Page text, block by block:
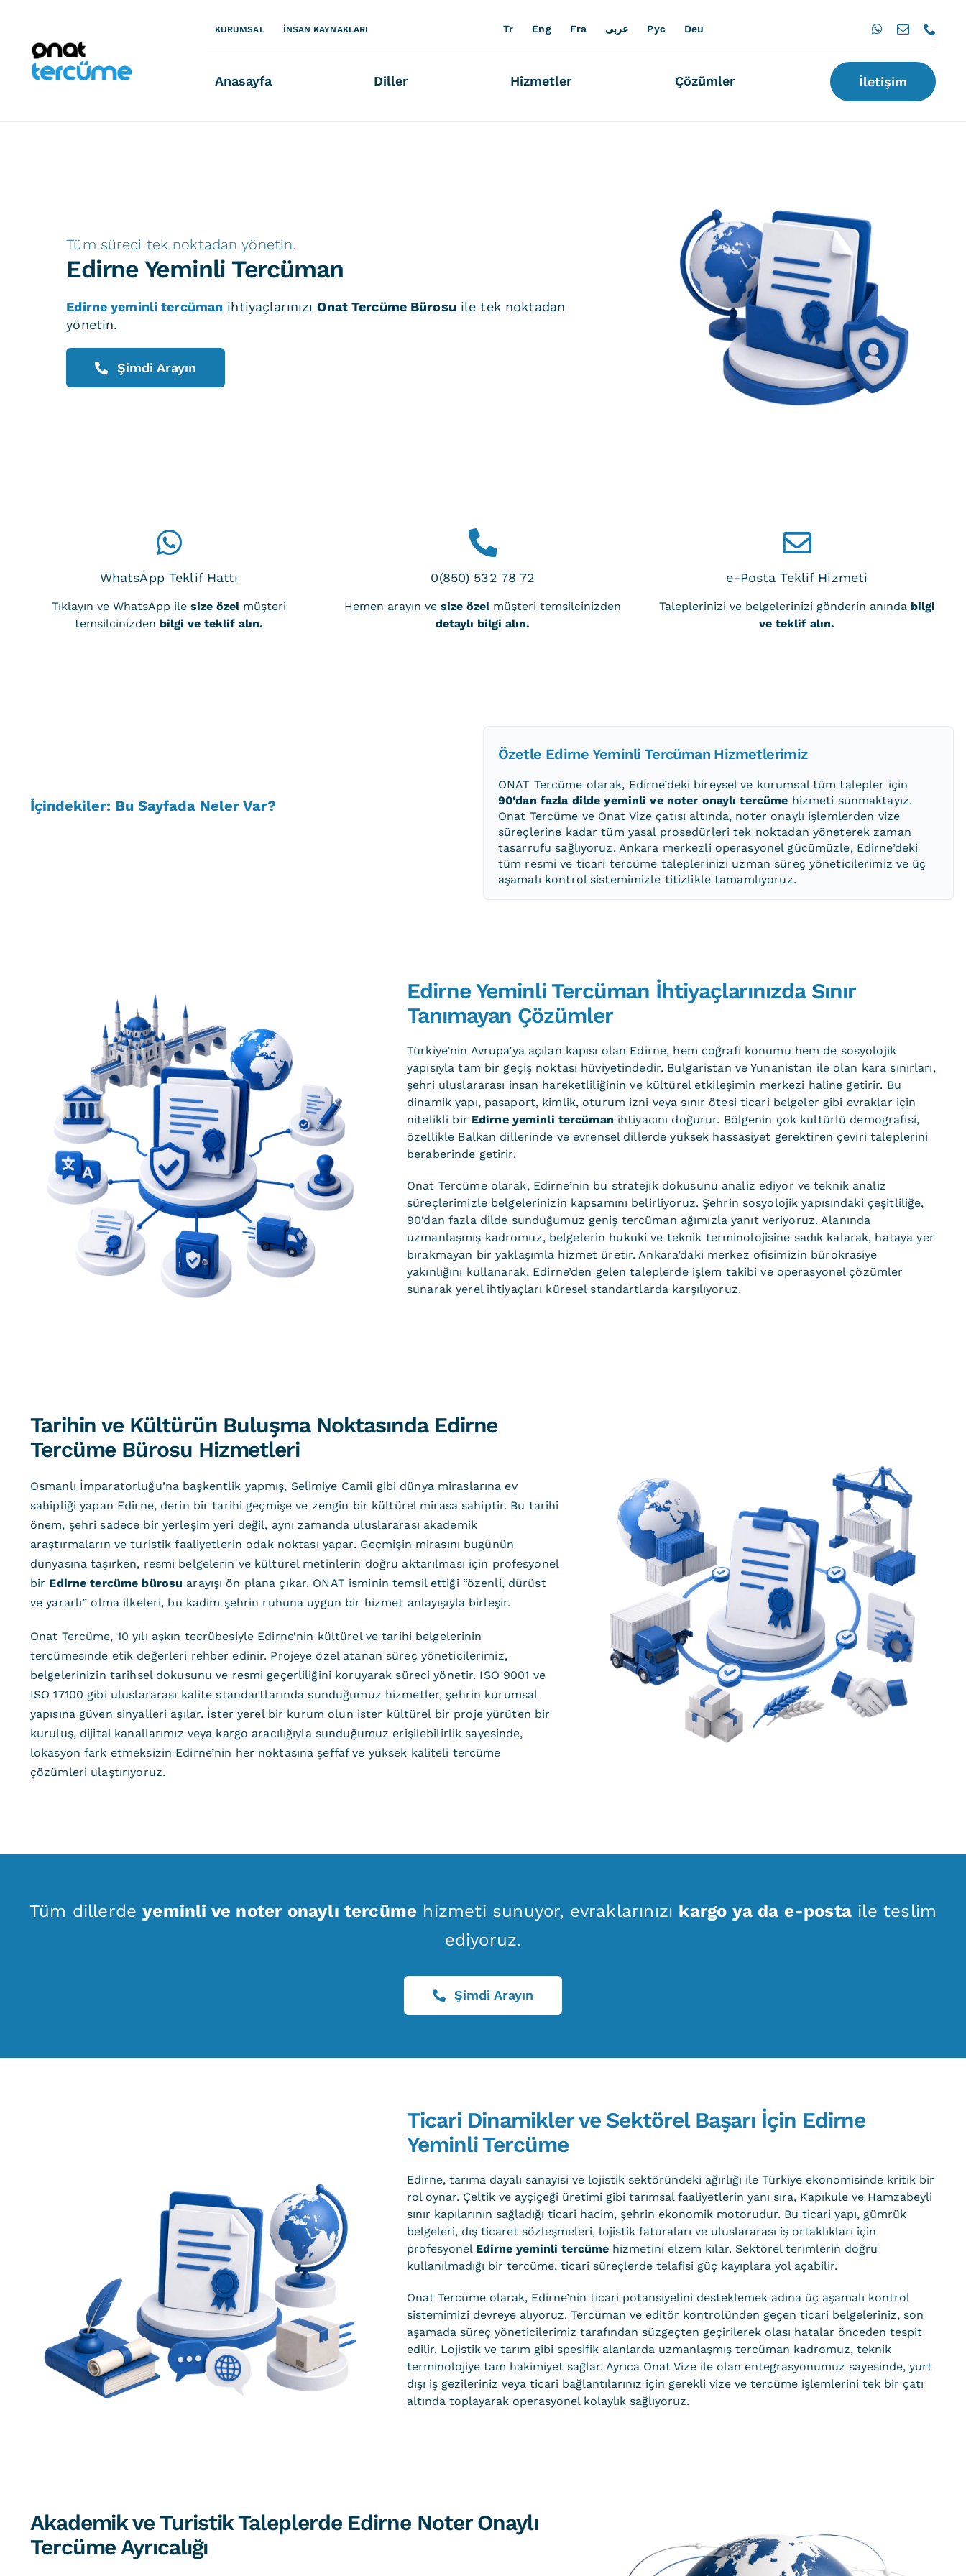
KURUMSAL İNSAN KAYNAKLARI Tr Eng Fra عربى Pус Deu
Anasayfa Diller Hizmetler Çözümler İletişim
Tüm süreci tek noktadan yönetin.
Edirne Yeminli Tercüman
Edirne yeminli tercüman ihtiyaçlarınızıOnat Tercüme Bürosu ile tek noktadan
yönetin.
Şimdi Arayın
WhatsApp Teklif Hattı
Tıklayın ve WhatsApp ilesize özelmüşteri
temsilcinizden bilgi ve teklif alın.
0(850) 532 78 72
Hemen arayın vesize özelmüşteri temsilcinizden
detaylı bilgi alın.
e-Posta Teklif Hizmeti
Taleplerinizi ve belgelerinizi gönderin anında bilgi
ve teklif alın.
İçindekiler: Bu Sayfada Neler Var?
Özetle Edirne Yeminli Tercüman Hizmetlerimiz
ONAT Tercüme olarak, Edirne’deki bireysel ve kurumsal tüm talepler için
90’dan fazla dilde yeminli ve noter onaylı tercüme hizmeti sunmaktayız.
Onat Tercüme ve Onat Vize çatısı altında, noter onaylı işlemlerden vize
süreçlerine kadar tüm yasal prosedürleri tek noktadan yöneterek zaman
tasarrufu sağlıyoruz. Ankara merkezli operasyonel gücümüzle, Edirne’deki
tüm resmi ve ticari tercüme taleplerinizi uzman süreç yöneticilerimiz ve üç
aşamalı kontrol sistemimizle titizlikle tamamlıyoruz.
Edirne Yeminli Tercüman İhtiyaçlarınızda Sınır
Tanımayan Çözümler
Türkiye’nin Avrupa’ya açılan kapısı olan Edirne, hem coğrafi konumu hem de sosyolojik
yapısıyla tam bir geçiş noktası hüviyetindedir. Bulgaristan ve Yunanistan ile olan kara sınırları,
şehri uluslararası insan hareketliliğinin ve kültürel etkileşimin merkezi haline getirir. Bu
dinamik yapı, pasaport, kimlik, oturum izni veya sınır ötesi ticari belgeler gibi evraklar için
nitelikli bir Edirne yeminli tercüman ihtiyacını doğurur. Bölgenin çok kültürlü demografisi,
özellikle Balkan dillerinde ve evrensel dillerde yüksek hassasiyet gerektiren çeviri taleplerini
beraberinde getirir.
Onat Tercüme olarak, Edirne’nin bu stratejik dokusunu analiz ediyor ve teknik analiz
süreçlerimizle belgelerinizin kapsamını belirliyoruz. Şehrin sosyolojik yapısındaki çeşitliliğe,
90’dan fazla dilde sunduğumuz geniş tercüman ağımızla yanıt veriyoruz. Alanında
uzmanlaşmış kadromuz, belgelerin hukuki ve teknik terminolojisine sadık kalarak, hataya yer
bırakmayan bir yaklaşımla hizmet üretir. Ankara’daki merkez ofisimizin bürokrasiye
yakınlığını kullanarak, Edirne’den gelen taleplerde işlem takibi ve operasyonel çözümler
sunarak yerel ihtiyaçları küresel standartlarda karşılıyoruz.
Tarihin ve Kültürün Buluşma Noktasında Edirne
Tercüme Bürosu Hizmetleri
Osmanlı İmparatorluğu’na başkentlik yapmış, Selimiye Camii gibi dünya miraslarına ev
sahipliği yapan Edirne, derin bir tarihi geçmişe ve zengin bir kültürel mirasa sahiptir. Bu tarihi
önem, şehri sadece bir yerleşim yeri değil, aynı zamanda uluslararası akademik
araştırmaların ve turistik faaliyetlerin odak noktası yapar. Geçmişin mirasını bugünün
dünyasına taşırken, resmi belgelerin ve kültürel metinlerin doğru aktarılması için profesyonel
bir Edirne tercüme bürosu arayışı ön plana çıkar. ONAT isminin temsil ettiği “özenli, dürüst
ve yararlı” olma ilkeleri, bu kadim şehrin ruhuna uygun bir hizmet anlayışıyla birleşir.
Onat Tercüme, 10 yılı aşkın tecrübesiyle Edirne’nin kültürel ve tarihi belgelerinin
tercümesinde etik değerleri rehber edinir. Projeye özel atanan süreç yöneticilerimiz,
belgelerinizin tarihsel dokusunu ve resmi geçerliliğini koruyarak süreci yönetir. ISO 9001 ve
ISO 17100 gibi uluslararası kalite standartlarında sunduğumuz hizmetler, şehrin kurumsal
yapısına güven sinyalleri aşılar. İster yerel bir kurum olun ister kültürel bir proje yürüten bir
kuruluş, dijital kanallarımız veya kargo aracılığıyla sunduğumuz erişilebilirlik sayesinde,
lokasyon fark etmeksizin Edirne’nin her noktasına şeffaf ve yüksek kaliteli tercüme
çözümleri ulaştırıyoruz.
Tüm dillerdeyeminli ve noter onaylı tercüme hizmeti sunuyor, evraklarınızı kargo ya da e-posta ile teslim
ediyoruz.
Şimdi Arayın
Ticari Dinamikler ve Sektörel Başarı İçin Edirne
Yeminli Tercüme
Edirne, tarıma dayalı sanayisi ve lojistik sektöründeki ağırlığı ile Türkiye ekonomisinde kritik bir
rol oynar. Çeltik ve ayçiçeği üretimi gibi tarımsal faaliyetlerin yanı sıra, Kapıkule ve Hamzabeyli
sınır kapılarının sağladığı ticari hacim, şehrin ekonomik motorudur. Bu ticari yapı, gümrük
belgeleri, dış ticaret sözleşmeleri, lojistik faturaları ve uluslararası iş ortaklıkları için
profesyonel Edirne yeminli tercüme hizmetini elzem kılar. Sektörel terimlerin doğru
kullanılmadığı bir tercüme, ticari süreçlerde telafisi güç kayıplara yol açabilir.
Onat Tercüme olarak, Edirne’nin ticari potansiyelini desteklemek adına üç aşamalı kontrol
sistemimizi devreye alıyoruz. Tercüman ve editör kontrolünden geçen ticari belgeleriniz, son
aşamada süreç yöneticilerimiz tarafından süzgeçten geçirilerek olası hatalar önceden tespit
edilir. Lojistik ve tarım gibi spesifik alanlarda uzmanlaşmış tercüman kadromuz, teknik
terminolojiye tam hakimiyet sağlar. Ayrıca Onat Vize ile olan entegrasyonumuz sayesinde, yurt
dışı iş gezileriniz veya ticari bağlantılarınız için gerekli vize ve tercüme işlemlerini tek bir çatı
altında toplayarak operasyonel kolaylık sağlıyoruz.
Akademik ve Turistik Taleplerde Edirne Noter Onaylı
Tercüme Ayrıcalığı